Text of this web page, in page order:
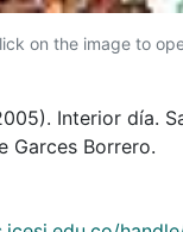
on the image to
Interior día.
Garces Borrero.